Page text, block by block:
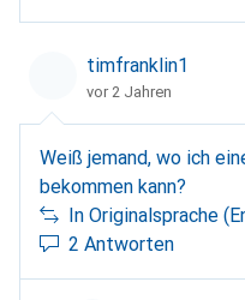
timfranklin1
vor 2 Jahren
Weiß jemand, wo ich
bekommen kann?
In Originalsprache
2 Antworten